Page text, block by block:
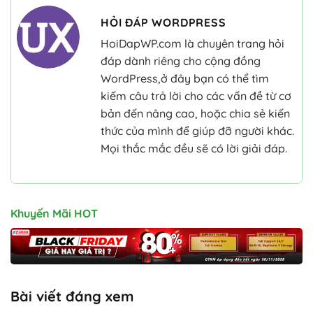
HỎI ĐÁP WORDPRESS
HoiDapWP.com là chuyên trang hỏi
đáp dành riêng cho cộng đồng
WordPress,ở đây bạn có thể tìm
kiếm câu trả lời cho các vấn đề từ cơ
bản đến nâng cao, hoặc chia sẻ kiến
thức của mình để giúp đỡ người khác.
Mọi thắc mắc đều sẽ có lời giải đáp.
Khuyến Mãi HOT
Bài viết đáng xem